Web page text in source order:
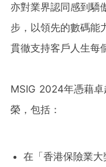
亦對業界認同感到驕
步，以領先的數碼能
貫徹支持客戶人生每
MSIG 2024年憑藉
榮，包括：
在「香港保險業